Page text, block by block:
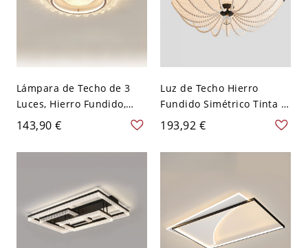
Atenuación), 16"
Lámpara de Techo de 3
Luces, Hierro Fundido,
Dorado, Montaje
Eléctrica Directa para Uso
Simplista, 110V-120V,
Forma de Pera
143,90 €
Luz de Techo Hierro
Fundido Simétrico Tinta 1
Luz Montaje Superficial,
para Dormitorio Principal,
Cálida/Blanca/Neutra
Regulable)
193,92 €